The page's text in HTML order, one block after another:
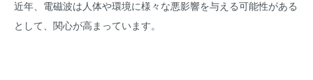
近年、電磁波は人体や環境に様々な悪影響を与える可能性がある
として、関心が高まっています。